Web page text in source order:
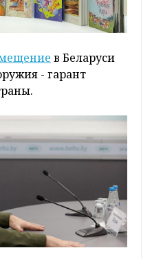
в Беларуси
- гарант